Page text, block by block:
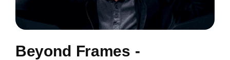
Beyond Frames -